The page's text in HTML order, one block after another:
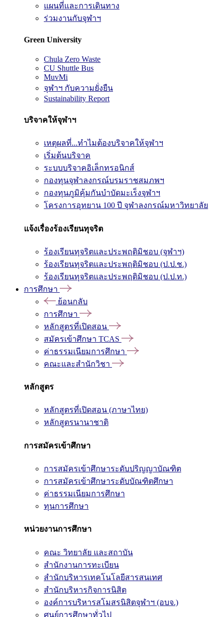
แผนที่และการเดินทาง
ร่วมงานกับจุฬาฯ
Green University
Chula Zero Waste
CU Shuttle Bus
MuvMi
จุฬาฯ กับความยั่งยืน
Sustainability Report
บริจาคให้จุฬาฯ
เหตุผลที่...ทำไมต้องบริจาคให้จุฬาฯ
เริ่มต้นบริจาค
ระบบบริจาคอิเล็กทรอนิกส์
กองทุนจุฬาลงกรณ์บรมราชสมภพฯ
กองทุนภูมิคุ้มกันบำบัดมะเร็งจุฬาฯ
โครงการอุทยาน 100 ปี จุฬาลงกรณ์มหาวิทยาลัย
แจ้งเรื่องร้องเรียนทุจริต
ร้องเรียนทุจริตและประพฤติมิชอบ (จุฬาฯ)
ร้องเรียนทุจริตและประพฤติมิชอบ (ป.ป.ช.)
ร้องเรียนทุจริตและประพฤติมิชอบ (ป.ป.ท.)
การศึกษา
ย้อนกลับ
การศึกษา
หลักสูตรที่เปิดสอน
สมัครเข้าศึกษา TCAS
ค่าธรรมเนียมการศึกษา
คณะและสำนักวิชา
หลักสูตร
หลักสูตรที่เปิดสอน (ภาษาไทย)
หลักสูตรนานาชาติ
การสมัครเข้าศึกษา
การสมัครเข้าศึกษาระดับปริญญาบัณฑิต
การสมัครเข้าศึกษาระดับบัณฑิตศึกษา
ค่าธรรมเนียมการศึกษา
ทุนการศึกษา
หน่วยงานการศึกษา
คณะ วิทยาลัย และสถาบัน
สำนักงานการทะเบียน
สำนักบริหารเทคโนโลยีสารสนเทศ
สำนักบริหารกิจการนิสิต
องค์การบริหารสโมสรนิสิตจุฬาฯ (อบจ.)
ศูนย์การศึกษาทั่วไป